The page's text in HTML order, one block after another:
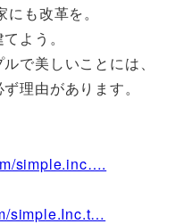
も改革を。
よう。
で美しいことには、
理由があります。
simple.inc….
simple.Inc.t…